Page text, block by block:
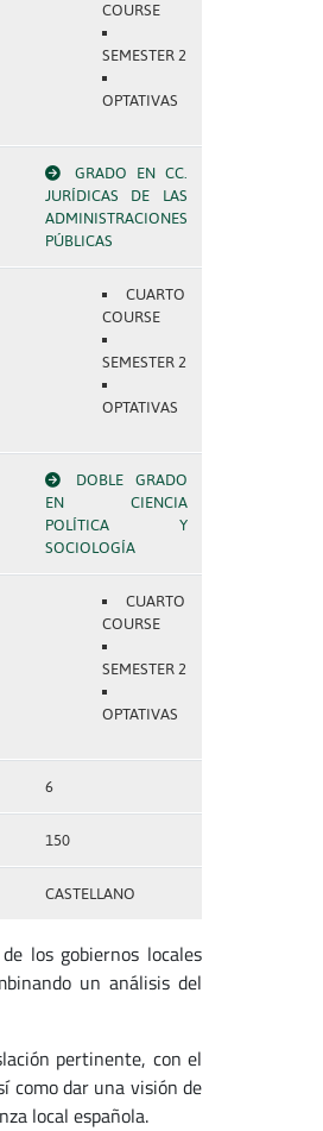
COURSE
SEMESTER 2
OPTATIVAS
GRADO EN CC.
JURÍDICAS DE LAS
ADMINISTRACIONES
PÚBLICAS
CUARTO
COURSE
SEMESTER 2
OPTATIVAS
DOBLE GRADO
EN CIENCIA
POLÍTICA Y
SOCIOLOGÍA
CUARTO
COURSE
SEMESTER 2
OPTATIVAS
6
150
CASTELLANO
los gobiernos locales
un análisis del
pertinente, con el
como dar una visión de
local española.